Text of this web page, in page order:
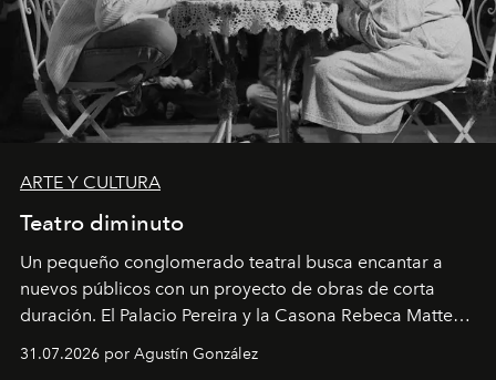
ARTE Y CULTURA
Teatro diminuto
Un pequeño conglomerado teatral busca encantar a
nuevos públicos con un proyecto de obras de corta
duración. El Palacio Pereira y la Casona Rebeca Matte
son algunos de los lugares que han albergado estas
miniobras. Sus puestas en escena son limpias; ponen el
31.07.2026 por Agustín González